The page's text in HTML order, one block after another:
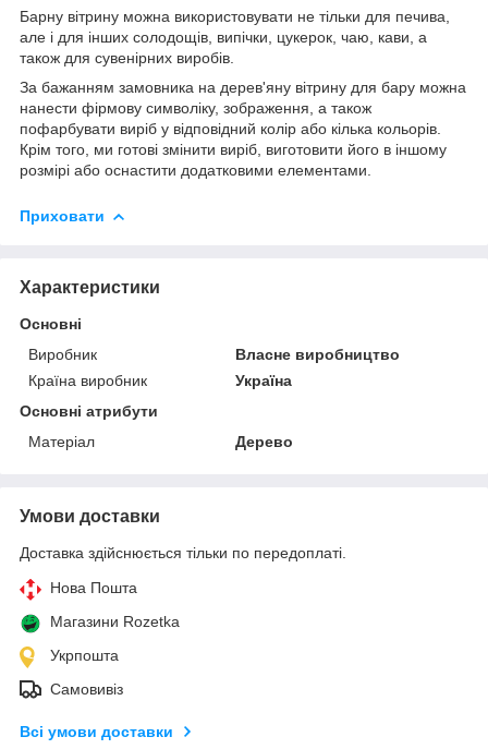
Барну вітрину можна використовувати не тільки для печива,
але і для інших солодощів, випічки, цукерок, чаю, кави, а
також для сувенірних виробів.
За бажанням замовника на дерев'яну вітрину для бару можна
нанести фірмову символіку, зображення, а також
пофарбувати виріб у відповідний колір або кілька кольорів.
Крім того, ми готові змінити виріб, виготовити його в іншому
розмірі або оснастити додатковими елементами.
Приховати
Характеристики
Основні
Виробник
Власне виробництво
Країна виробник
Україна
Основні атрибути
Матеріал
Дерево
Умови доставки
Доставка здійснюється тільки по передоплаті.
Нова Пошта
Магазини Rozetka
Укрпошта
Самовивіз
Всі умови доставки